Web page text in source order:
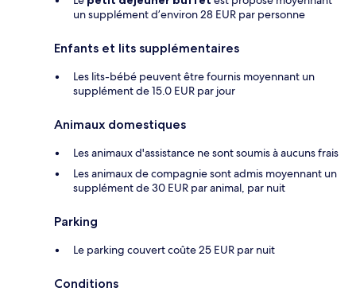
un supplément d’environ 28 EUR par personne
Enfants et lits supplémentaires
Les lits-bébé peuvent être fournis moyennant un
supplément de 15.0 EUR par jour
Animaux domestiques
Les animaux d'assistance ne sont soumis à aucuns frais
Les animaux de compagnie sont admis moyennant un
supplément de 30 EUR par animal, par nuit
Parking
Le parking couvert coûte 25 EUR par nuit
Conditions